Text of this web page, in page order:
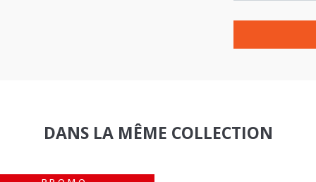
DANS LA MÊME COLLECTION